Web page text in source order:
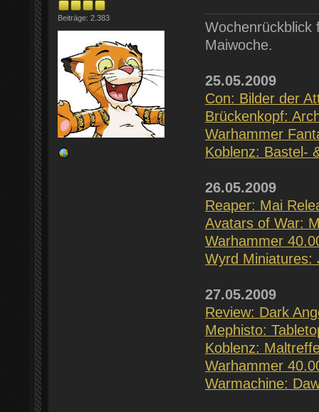
Beiträge: 2.383
Wochenrückblick
Maiwoche.
25.05.2009
Con: Bilder der
Brückenkopf:
Warhammer
Koblenz: Bastel-
26.05.2009
Reaper: Mai
Avatars of War:
Warhammer
Wyrd Miniatures:
27.05.2009
Review: Dark
Mephisto:
Koblenz:
Warhammer
Warmachine: